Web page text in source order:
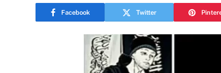
Facebook Twitter